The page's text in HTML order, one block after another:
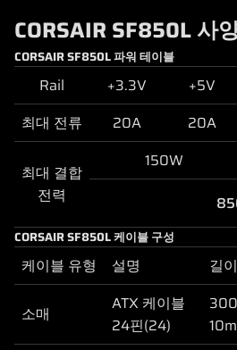
CORSAIR SF850L 사
CORSAIR SF850L 파워 테이블
Rail +3.3V +5V
최대 전류
20A 20A
최대 결합
전력
150W
CORSAIR SF850L 케이블 구성
케이블 유형 설명 길이
소매
ATX 케이블
24핀(24)